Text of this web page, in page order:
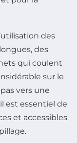
des
des
qui coulent
sur le
vers une
est essentiel de
et accessibles